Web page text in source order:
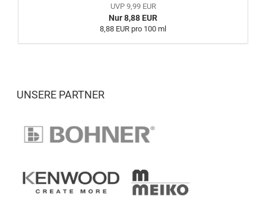
UVP 9,99 EUR
Nur 8,88 EUR
8,88 EUR pro 100 ml
UNSERE PARTNER